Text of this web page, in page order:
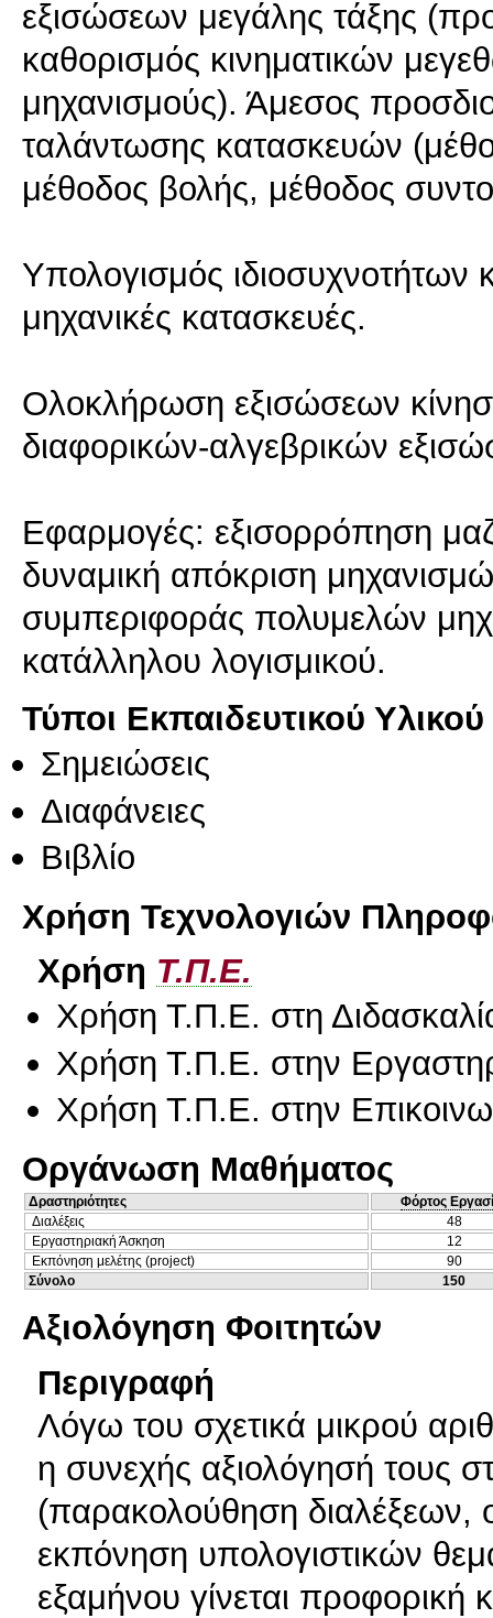
εξισώσεων μεγάλης τάξης
καθορισμός κινηματικών
μηχανισμούς). Άμεσος
ταλάντωσης κατασκευών
μέθοδος βολής, μέθοδος
Υπολογισμός ιδιοσυχνοτήτων
μηχανικές κατασκευές.
Ολοκλήρωση εξισώσεων
διαφορικών-αλγεβρικών
Εφαρμογές: εξισορρόπηση
δυναμική απόκριση
συμπεριφοράς πολυμελών
κατάλληλου λογισμικού.
Τύποι Εκπαιδευτικού Υλικού
Σημειώσεις
Διαφάνειες
Βιβλίο
Χρήση Τεχνολογιών
Χρήση Τ.Π.Ε.
Χρήση Τ.Π.Ε. στη
Χρήση Τ.Π.Ε. στην
Χρήση Τ.Π.Ε. στην
Οργάνωση Μαθήματος
Δραστηριότητες
Φόρτος
Διαλέξεις
48
Εργαστηριακή Άσκηση
12
Εκπόνηση μελέτης (project)
90
Σύνολο
150
Αξιολόγηση Φοιτητών
Περιγραφή
Λόγω του σχετικά μικρού
η συνεχής αξιολόγησή τους
(παρακολούθηση
εκπόνηση υπολογιστικών
εξαμήνου γίνεται προφορική